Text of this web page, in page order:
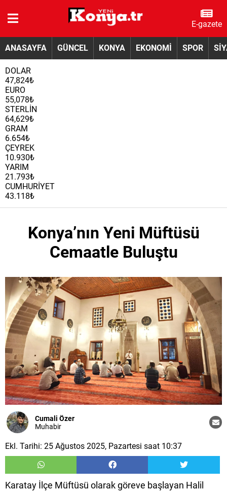
E-gazete
ANASAYFA GÜNCEL KONYA EKONOMİ SPOR
DOLAR
47,824₺
EURO
55,078₺
STERLİN
64,629₺
GRAM
6.654₺
ÇEYREK
10.930₺
YARIM
21.793₺
CUMHURİYET
43.118₺
Konya’nın Yeni Müftüsü
Cemaatle Buluştu
Cumali Özer
Muhabir
Ekl. Tarihi: 25 Ağustos 2025, Pazartesi saat 10:37
Karatay İlçe Müftüsü olarak göreve başlayan Halil